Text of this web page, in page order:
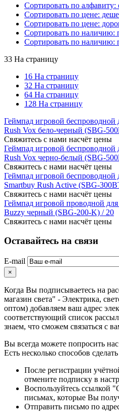
Сортировать по
Сортировать по цене:
Сортировать по цене:
Сортировать по наличию:
Сортировать по
33 На страницу
16 На страницу
32 На страницу
64 На страницу
128 На страницу
Геймпад игровой
Rush Vox бело-черный (SBG-
Свяжитесь с нами насчёт цены
Геймпад игровой
Rush Vox черно-белый (SBG-
Свяжитесь с нами насчёт цены
Геймпад игровой беспроводной
Smartbuy Rush Active (SBG-
Свяжитесь с нами насчёт цены
Геймпад игровой проводной
Buzzy черный (SBG-200-K) / 20
Свяжитесь с нами насчёт цены
Оставайтесь на связи
E-mail
×
Когда Вы подписываетесь на
магазин света" - Электрика,
оптом) добавляем ваш адрес
соответствующий список
знаем, что сможем связаться с
Вы всегда можете попросить
Есть несколько способов сделать
После регистрации
отмените подписку в
Воспользуйтесь ссылкой
письмах, которые Вы
Отправить письмо по